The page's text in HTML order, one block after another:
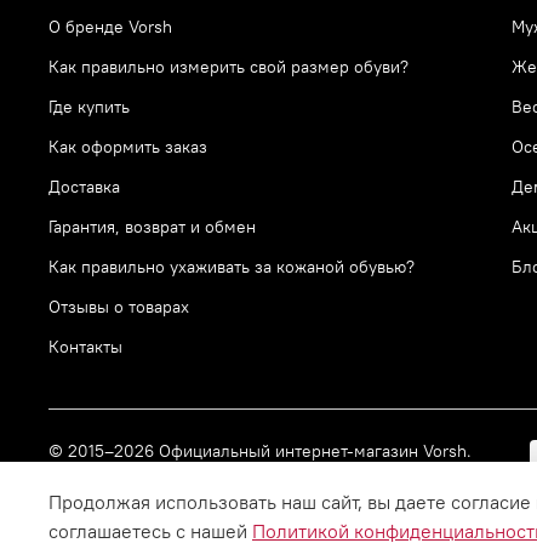
О бренде Vorsh
Как правильно измерить свой размер обуви?
Где купить
Как оформить заказ
Доставка
Гарантия, возврат и обмен
Как правильно ухаживать за кожаной обувью?
Отзывы о товарах
Контакты
© 2015–2026 Официальный интернет-магазин Vorsh.
Продолжая использовать наш сайт, вы даете
соглашаетесь с нашей Политикой